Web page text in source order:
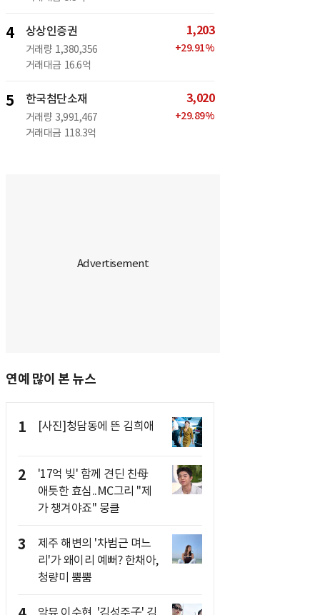
4 상상인증권
거래량 1,380,356
거래대금 16.6억
1,203
+29.91%
5 한국첨단소재
거래량 3,991,467
거래대금 118.3억
3,020
+29.89%
연예 많이 본 뉴스
1 [사진]청담동에 뜬 김희애
2
'17억 빚' 함께 견딘 친母
애틋한 효심..MC그리 "제
가 챙겨야죠" 뭉클
3
제주 해변의 '차범근 며느
리'가 왜이리 예뻐? 한채아,
청량미 뿜뿜
악뮤 이수현, '김성주子' 김